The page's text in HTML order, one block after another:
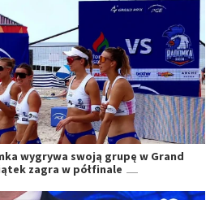
wygrywa swoją grupę w Grand
zagra w półfinale